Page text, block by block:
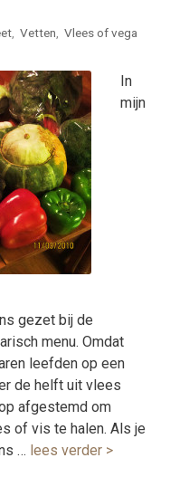
, Vetten, Vlees of vega
In
mijn
gezet bij de
menu. Omdat
leefden op een
de helft uit vlees
afgestemd om
of vis te halen. Als je
… lees verder >